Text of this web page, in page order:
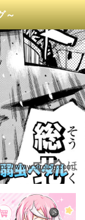
～
www.sirolog.com